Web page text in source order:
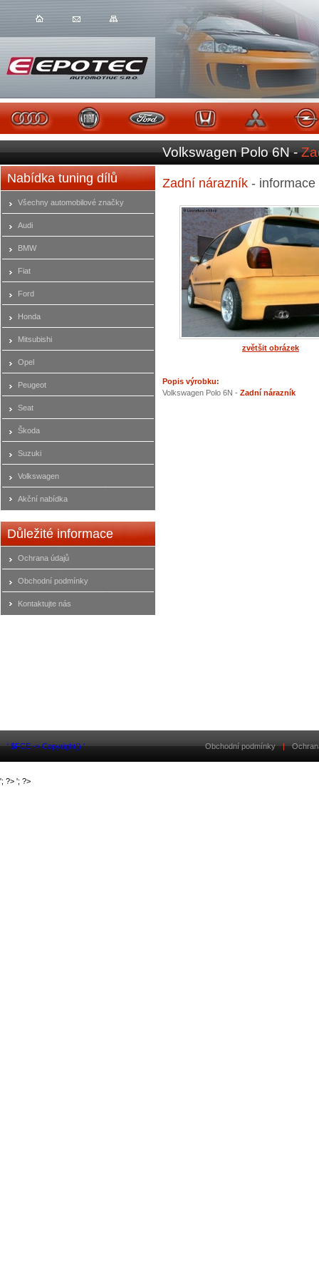
Volkswagen Polo 6N -
Nabídka tuning dílů
Všechny automobilové značky
Audi
BMW
Fiat
Ford
Honda
Mitsubishi
Opel
Peugeot
Seat
Škoda
Suzuki
Volkswagen
Akční nabídka
Důležité informace
Ochrana údajů
Obchodní podmínky
Kontaktujte nás
Zadní nárazník - informace
zvětšit obrázek
Popis výrobku:
Volkswagen Polo 6N - Zadní nárazník
'.$FCE -> Copyright().' Obchodní podmínky |
'; ?> '; ?>